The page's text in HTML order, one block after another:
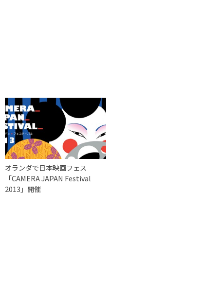
オランダで日本映画フェス
「CAMERA JAPAN Festival
2013」開催